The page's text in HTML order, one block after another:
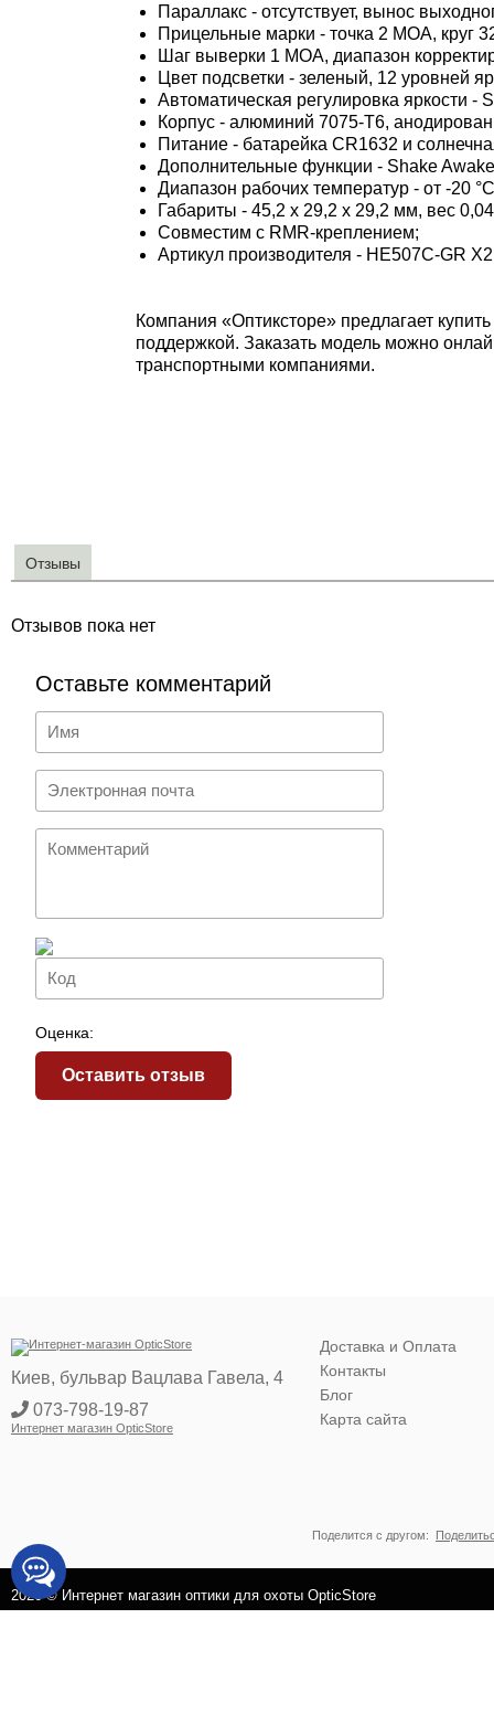
Параллакс - отсутствует, вынос
Прицельные марки - точка 2 МОА, круг
Шаг выверки 1 МОА, диапазон
Цвет подсветки - зеленый, 12 уровней
Автоматическая регулировка яркости -
Корпус - алюминий 7075-T6,
Питание - батарейка CR1632 и
Дополнительные функции - Shake
Диапазон рабочих температур - от -20
Габариты - 45,2 х 29,2 х 29,2 мм, вес
Совместим с RMR-креплением;
Артикул производителя - HE507C-GR
Компания «Оптиксторе» предлагает
поддержкой. Заказать модель можно
транспортными компаниями.
Отзывы
Отзывов пока нет
Оставьте комментарий
Оценка:
Оставить отзыв
Киев, бульвар Вацлава Гавела, 4
073-798-19-87
Интернет магазин OpticStore
Доставка и Оплата
Контакты
Блог
Карта сайта
Поделится с другом:
2026 © Интернет магазин оптики для охоты OpticStore